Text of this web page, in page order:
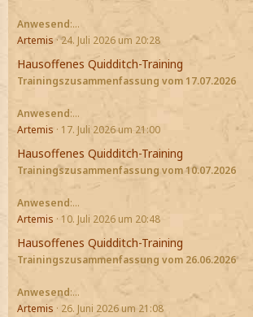
Anwesend:…
Artemis 24. Juli 2026 um 20:28
Hausoffenes Quidditch-Training
Trainingszusammenfassung vom 17.07.2026
Anwesend:…
Artemis
17. Juli 2026 um 21:00
Hausoffenes Quidditch-Training
Trainingszusammenfassung vom 10.07.2026
Anwesend:…
Artemis
10. Juli 2026 um 20:48
Hausoffenes Quidditch-Training
Trainingszusammenfassung vom 26.06.2026
Anwesend:…
Artemis
26. Juni 2026 um 21:08